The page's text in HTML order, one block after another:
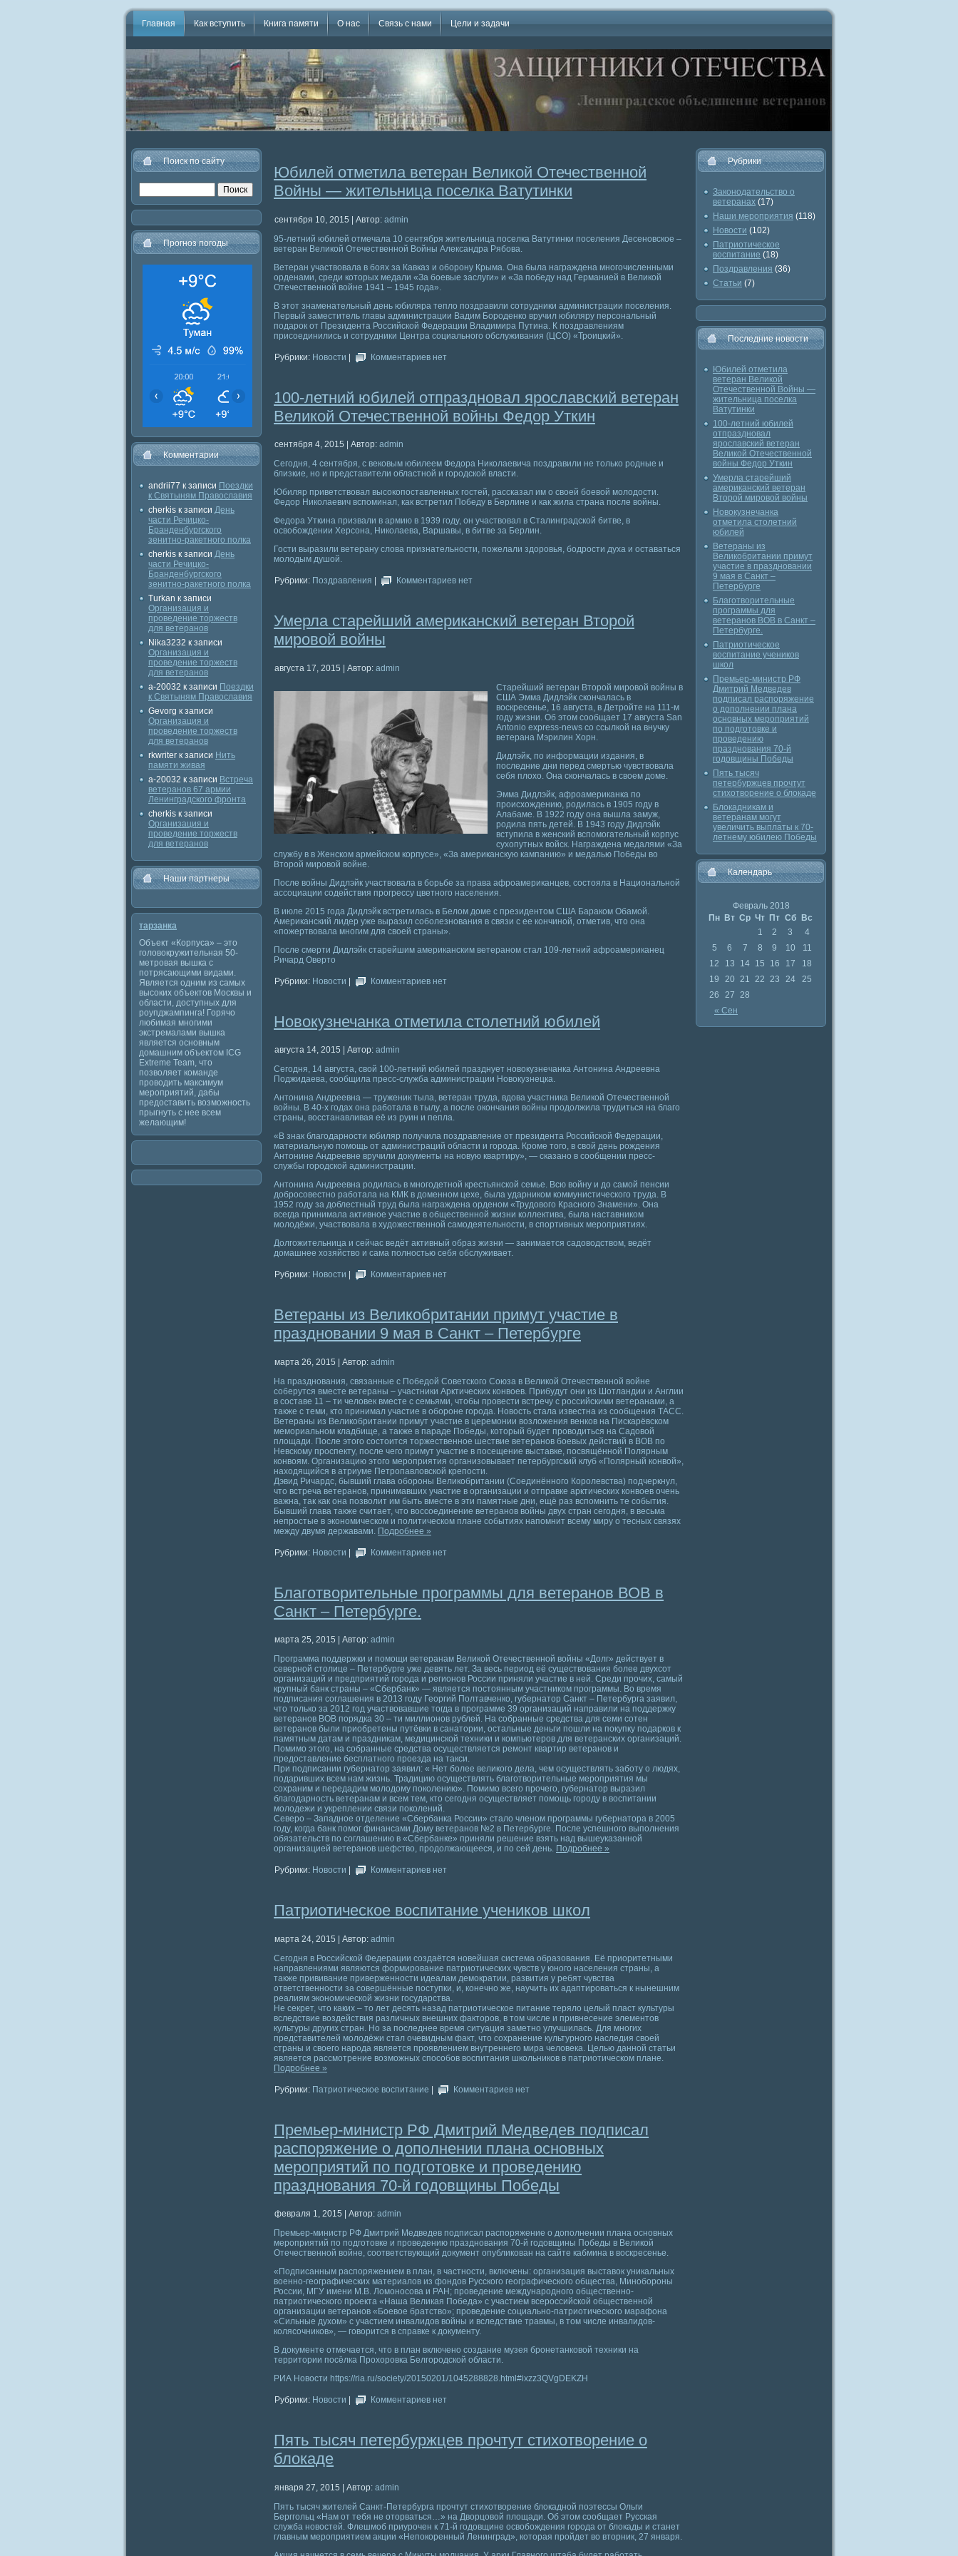
Главная Как вступить Книга памяти О нас Связь с нами Цели и задачи
Поиск по сайту
Прогноз погоды
Комментарии
andrii77 к записи Поездки
к Святыням Православия
cherkis к записи День
части Речицко-
Бранденбургского
зенитно-ракетного полка
cherkis к записи День
части Речицко-
Бранденбургского
зенитно-ракетного полка
Turkan к записи
Организация и
проведение торжеств
для ветеранов
Nika3232 к записи
Организация и
проведение торжеств
для ветеранов
a-20032 к записи Поездки
к Святыням Православия
Gevorg к записи
Организация и
проведение торжеств
для ветеранов
rkwriter к записи Нить
памяти живая
a-20032 к записи Встреча
ветеранов 67 армии
Ленинградского фронта
cherkis к записи
Организация и
проведение торжеств
для ветеранов
Наши партнеры
тарзанка
Объект «Корпуса» – это
головокружительная 50-
метровая вышка с
потрясающими видами.
Является одним из самых
высоких объектов Москвы и
области, доступных для
роупджампинга! Горячо
любимая многими
экстремалами вышка
является основным
домашним объектом ICG
Extreme Team, что
позволяет команде
проводить максимум
мероприятий, дабы
предоставить возможность
прыгнуть с нее всем
желающим!
Юбилей отметила ветеран Великой Отечественной
Войны — жительница поселка Ватутинки
сентября 10, 2015 | Автор: admin
95-летний юбилей отмечала 10 сентября жительница поселка Ватутинки поселения Десеновское –
ветеран Великой Отечественной Войны Александра Рябова.
Ветеран участвовала в боях за Кавказ и оборону Крыма. Она была награждена многочисленными
орденами, среди которых медали «За боевые заслуги» и «За победу над Германией в Великой
Отечественной войне 1941 – 1945 года».
В этот знаменательный день юбиляра тепло поздравили сотрудники администрации поселения.
Первый заместитель главы администрации Вадим Бороденко вручил юбиляру персональный
подарок от Президента Российской Федерации Владимира Путина. К поздравлениям
присоединились и сотрудники Центра социального обслуживания (ЦСО) «Троицкий».
Рубрики: Новости | Комментариев нет
100-летний юбилей отпраздновал ярославский ветеран
Великой Отечественной войны Федор Уткин
сентября 4, 2015 | Автор: admin
Сегодня, 4 сентября, с вековым юбилеем Федора Николаевича поздравили не только родные и
близкие, но и представители областной и городской власти.
Юбиляр приветствовал высокопоставленных гостей, рассказал им о своей боевой молодости.
Федор Николаевич вспоминал, как встретил Победу в Берлине и как жила страна после войны.
Федора Уткина призвали в армию в 1939 году, он участвовал в Сталинградской битве, в
освобождении Херсона, Николаева, Варшавы, в битве за Берлин.
Гости выразили ветерану слова признательности, пожелали здоровья, бодрости духа и оставаться
молодым душой.
Рубрики: Поздравления Комментариев нет
Умерла старейший американский ветеран Второй
мировой войны
августа 17, 2015 | Автор: admin
Старейший ветеран Второй мировой войны в
США Эмма Дидлэйк скончалась в
воскресенье, 16 августа, в Детройте на 111-м
году жизни. Об этом сообщает 17 августа San
Antonio express-news со ссылкой на внучку
ветерана Мэрилин Хорн.
Дидлэйк, по информации издания, в
последние дни перед смертью чувствовала
себя плохо. Она скончалась в своем доме.
Эмма Дидлэйк, афроамериканка по
происхождению, родилась в 1905 году в
Алабаме. В 1922 году она вышла замуж,
родила пять детей. В 1943 году Дидлэйк
вступила в женский вспомогательный корпус
сухопутных войск. Награждена медалями «За
службу в в Женском армейском корпусе», «За американскую кампанию» и медалью Победы во
Второй мировой войне.
После войны Дидлэйк участвовала в борьбе за права афроамериканцев, состояла в Национальной
ассоциации содействия прогрессу цветного населения.
В июле 2015 года Дидлэйк встретилась в Белом доме с президентом США Бараком Обамой.
Американский лидер уже выразил соболезнования в связи с ее кончиной, отметив, что она
«пожертвовала многим для своей страны».
После смерти Дидлэйк старейшим американским ветераном стал 109-летний афроамериканец
Ричард Оверто
Рубрики: Новости | Комментариев нет
Новокузнечанка отметила столетний юбилей
августа 14, 2015 | Автор: admin
Сегодня, 14 августа, свой 100-летний юбилей празднует новокузнечанка Антонина Андреевна
Поджидаева, сообщила пресс-служба администрации Новокузнецка.
Антонина Андреевна — труженик тыла, ветеран труда, вдова участника Великой Отечественной
войны. В 40-х годах она работала в тылу, а после окончания войны продолжила трудиться на благо
страны, восстанавливая её из руин и пепла.
«В знак благодарности юбиляр получила поздравление от президента Российской Федерации,
материальную помощь от администраций области и города. Кроме того, в свой день рождения
Антонине Андреевне вручили документы на новую квартиру», — сказано в сообщении пресс-
службы городской администрации.
Антонина Андреевна родилась в многодетной крестьянской семье. Всю войну и до самой пенсии
добросовестно работала на КМК в доменном цехе, была ударником коммунистического труда. В
1952 году за доблестный труд была награждена орденом «Трудового Красного Знамени». Она
всегда принимала активное участие в общественной жизни коллектива, была наставником
молодёжи, участвовала в художественной самодеятельности, в спортивных мероприятиях.
Долгожительница и сейчас ведёт активный образ жизни — занимается садоводством, ведёт
домашнее хозяйство и сама полностью себя обслуживает.
Рубрики: Новости Комментариев нет
Ветераны из Великобритании примут участие в
праздновании 9 мая в Санкт – Петербурге
марта 26, 2015 | Автор: admin
На празднования, связанные с Победой Советского Союза в Великой Отечественной войне
соберутся вместе ветераны – участники Арктических конвоев. Прибудут они из Шотландии и Англии
в составе 11 – ти человек вместе с семьями, чтобы провести встречу с российскими ветеранами, а
также с теми, кто принимал участие в обороне города. Новость стала известна из сообщения ТАСС.
Ветераны из Великобритании примут участие в церемонии возложения венков на Пискарёвском
мемориальном кладбище, а также в параде Победы, который будет проводиться на Садовой
площади. После этого состоится торжественное шествие ветеранов боевых действий в ВОВ по
Невскому проспекту, после чего примут участие в посещение выставке, посвящённой Полярным
конвоям. Организацию этого мероприятия организовывает петербургский клуб «Полярный конвой»,
находящийся в атриуме Петропавловской крепости.
Дэвид Ричардс, бывший глава обороны Великобритании (Соединённого Королевства) подчеркнул,
что встреча ветеранов, принимавших участие в организации и отправке арктических конвоев очень
важна, так как она позволит им быть вместе в эти памятные дни, ещё раз вспомнить те события.
Бывший глава также считает, что воссоединение ветеранов войны двух стран сегодня, в весьма
непростые в экономическом и политическом плане событиях напомнит всему миру о тесных связях
между двумя державами. Подробнее »
Рубрики: Новости | Комментариев нет
Благотворительные программы для ветеранов ВОВ в
Санкт – Петербурге.
марта 25, 2015 | Автор: admin
Программа поддержки и помощи ветеранам Великой Отечественной войны «Долг» действует в
северной столице – Петербурге уже девять лет. За весь период её существования более двухсот
организаций и предприятий города и регионов России приняли участие в ней. Среди прочих, самый
крупный банк страны – «Сбербанк» — является постоянным участником программы. Во время
подписания соглашения в 2013 году Георгий Полтавченко, губернатор Санкт – Петербурга заявил,
что только за 2012 год участвовавшие тогда в программе 39 организаций направили на поддержку
ветеранов ВОВ порядка 30 – ти миллионов рублей. На собранные средства для семи сотен
ветеранов были приобретены путёвки в санатории, остальные деньги пошли на покупку подарков к
памятным датам и праздникам, медицинской техники и компьютеров для ветеранских организаций.
Помимо этого, на собранные средства осуществляется ремонт квартир ветеранов и
предоставление бесплатного проезда на такси.
При подписании губернатор заявил: « Нет более великого дела, чем осуществлять заботу о людях,
подаривших всем нам жизнь. Традицию осуществлять благотворительные мероприятия мы
сохраним и передадим молодому поколению». Помимо всего прочего, губернатор выразил
благодарность ветеранам и всем тем, кто сегодня осуществляет помощь городу в воспитании
молодежи и укреплении связи поколений.
Северо – Западное отделение «Сбербанка России» стало членом программы губернатора в 2005
году, когда банк помог финансами Дому ветеранов №2 в Петербурге. После успешного выполнения
обязательств по соглашению в «Сбербанке» приняли решение взять над вышеуказанной
организацией ветеранов шефство, продолжающееся, и по сей день. Подробнее »
Рубрики: Новости Комментариев нет
Патриотическое воспитание учеников школ
марта 24, 2015 | Автор: admin
Сегодня в Российской Федерации создаётся новейшая система образования. Её приоритетными
направлениями являются формирование патриотических чувств у юного населения страны, а
также прививание приверженности идеалам демократии, развития у ребят чувства
ответственности за совершённые поступки, и, конечно же, научить их адаптироваться к нынешним
реалиям экономической жизни государства.
Не секрет, что каких – то лет десять назад патриотическое питание теряло целый пласт культуры
вследствие воздействия различных внешних факторов, в том числе и привнесение элементов
культуры других стран. Но за последнее время ситуация заметно улучшилась. Для многих
представителей молодёжи стал очевидным факт, что сохранение культурного наследия своей
страны и своего народа является проявлением внутреннего мира человека. Целью данной статьи
является рассмотрение возможных способов воспитания школьников в патриотическом плане.
Подробнее »
Рубрики: Патриотическое воспитание | Комментариев нет
Премьер-министр РФ Дмитрий Медведев подписал
распоряжение о дополнении плана основных
мероприятий по подготовке и проведению
празднования 70-й годовщины Победы
февраля 1, 2015 | Автор: admin
Премьер-министр РФ Дмитрий Медведев подписал распоряжение о дополнении плана основных
мероприятий по подготовке и проведению празднования 70-й годовщины Победы в Великой
Отечественной войне, соответствующий документ опубликован на сайте кабмина в воскресенье.
«Подписанным распоряжением в план, в частности, включены: организация выставок уникальных
военно-географических материалов из фондов Русского географического общества, Минобороны
России, МГУ имени М.В. Ломоносова и РАН; проведение международного общественно-
патриотического проекта «Наша Великая Победа» с участием всероссийской общественной
организации ветеранов «Боевое братство»; проведение социально-патриотического марафона
«Сильные духом» с участием инвалидов войны и вследствие травмы, в том числе инвалидов-
колясочников», — говорится в справке к документу.
В документе отмечается, что в план включено создание музея бронетанковой техники на
территории посёлка Прохоровка Белгородской области.
РИА Новости https://ria.ru/society/20150201/1045288828.html#ixzz3QVgDEKZH
Рубрики: Новости Комментариев нет
Пять тысяч петербуржцев прочтут стихотворение о
блокаде
января 27, 2015 | Автор: admin
Пять тысяч жителей Санкт-Петербурга прочтут стихотворение блокадной поэтессы Ольги
Берггольц «Нам от тебя не оторваться…» на Дворцовой площади. Об этом сообщает Русская
служба новостей. Флешмоб приурочен к 71-й годовщине освобождения города от блокады и станет
главным мероприятием акции «Непокоренный Ленинград», которая пройдет во вторник, 27 января.
Рубрики
Законодательство о
ветеранах (17)
Наши мероприятия (118)
Новости (102)
Патриотическое
воспитание (18)
Поздравления (36)
Статьи (7)
Последние новости
Юбилей отметила
ветеран Великой
Отечественной Войны —
жительница поселка
Ватутинки
100-летний юбилей
отпраздновал
ярославский ветеран
Великой Отечественной
войны Федор Уткин
Умерла старейший
американский ветеран
Второй мировой войны
Новокузнечанка
отметила столетний
юбилей
Ветераны из
Великобритании примут
участие в праздновании
9 мая в Санкт –
Петербурге
Благотворительные
программы для
ветеранов ВОВ в Санкт –
Петербурге.
Патриотическое
воспитание учеников
школ
Премьер-министр РФ
Дмитрий Медведев
подписал распоряжение
о дополнении плана
основных мероприятий
по подготовке и
проведению
празднования 70-й
годовщины Победы
Пять тысяч
петербуржцев прочтут
стихотворение о блокаде
Блокадникам и
ветеранам могут
увеличить выплаты к 70-
летнему юбилею Победы
Календарь
Февраль 2018
Пн Вт Ср Чт Пт Сб Вс
« Сен
1 2 3
4
5
6 7 8 9 10
11
12
13 14 15 16 17
18
19
20 21 22 23 24
25
26
27 28